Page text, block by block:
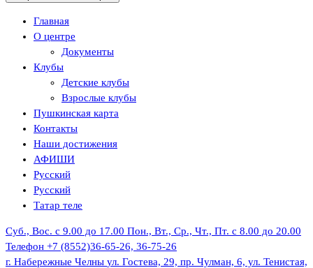
Главная
О центре
Документы
Клубы
Детские клубы
Взрослые клубы
Пушкинская карта
Контакты
Наши достижения
АФИШИ
Русский
Русский
Татар теле
Суб., Вос. с 9.00 до 17.00 Пон., Вт., Ср., Чт., Пт. с 8.00 до 20.00
Телефон +7 (8552)36-65-26, 36-75-26
г. Набережные Челны ул. Гостева, 29, пр. Чулман, 6, ул. Тенистая,